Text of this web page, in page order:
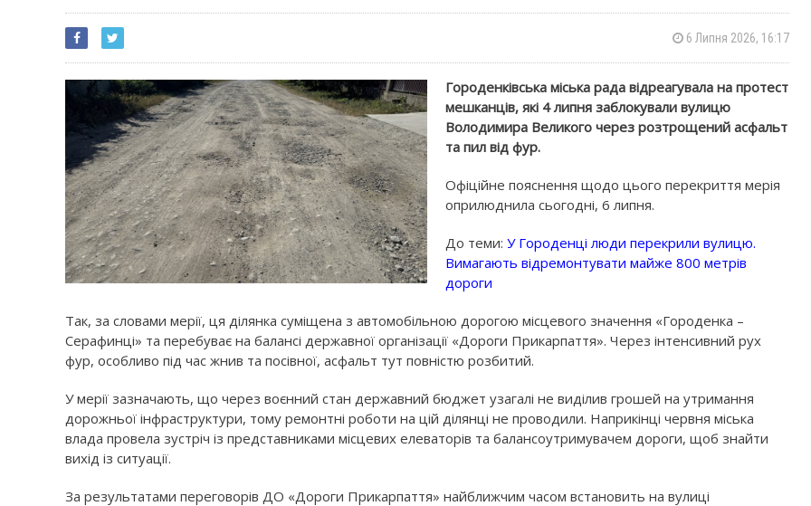
6 Липня 2026, 16:17
Городенківська міська рада відреагувала на протест
мешканців, які 4 липня заблокували вулицю
Володимира Великого через розтрощений асфальт
та пил від фур.
Офіційне пояснення щодо цього перекриття мерія
оприлюднила сьогодні, 6 липня.
До теми: У Городенці люди перекрили вулицю.
Вимагають відремонтувати майже 800 метрів
дороги
Так, за словами мерії, ця ділянка суміщена з автомобільною дорогою місцевого значення «Городенка –
Серафинці» та перебуває на балансі державної організації «Дороги Прикарпаття». Через інтенсивний рух
фур, особливо під час жнив та посівної, асфальт тут повністю розбитий.
У мерії зазначають, що через воєнний стан державний бюджет узагалі не виділив грошей на утримання
дорожньої інфраструктури, тому ремонтні роботи на цій ділянці не проводили. Наприкінці червня міська
влада провела зустріч із представниками місцевих елеваторів та балансоутримувачем дороги, щоб знайти
вихід із ситуації.
За результатами переговорів ДО «Дороги Прикарпаття» найближчим часом встановить на вулиці